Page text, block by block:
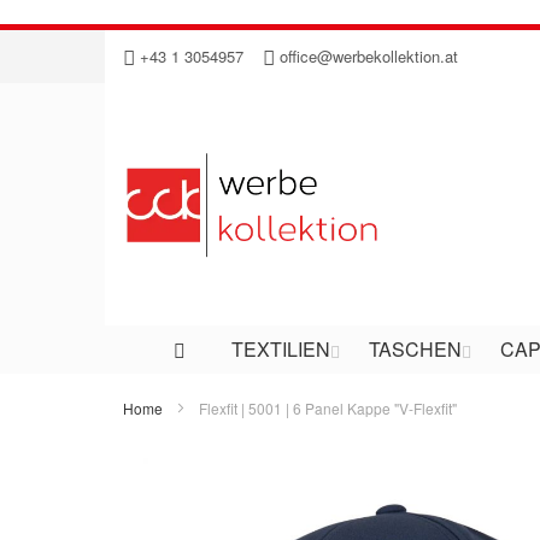
Direkt
Inhalt
+43 1 3054957 office@werbekollektion.at
TEXTILIEN TASCHEN
Home Flexfit | 5001 | 6 Panel Kappe "V-Flexfit"